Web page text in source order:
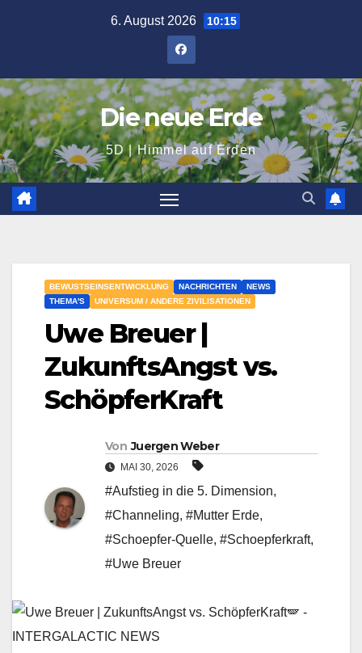
6. August 2026 10:15
Die neue Erde
5D | Himmel auf Erden
BEWUSTSEINSENTWICKLUNG NACHRICHTEN
NEWS
THEMA'S
UNIVERSUM / ANDERE ZIVILISATIONEN
Uwe Breuer |
ZukunftsAngst vs.
SchöpferKraft
Von Juergen Weber
MAI 30, 2026
#Aufstieg in die 5. Dimension,
#Channeling, #Mutter Erde,
#Schoepfer-Quelle, #Schoepferkraft,
#Uwe Breuer